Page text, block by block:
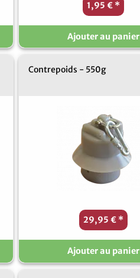
1,95 € *
Ajouter au panier
Contrepoids - 550g
29,95 € *
Ajouter au panier